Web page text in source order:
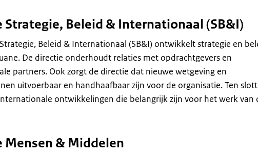
Strategie, Beleid & Internationaal (SB&I)
Beleid & Internationaal (SB&I) ontwikkelt strategie en
De directie onderhoudt relaties met opdrachtgevers en
partners. Ook zorgt de directie dat nieuwe wetgeving en
uitvoerbaar en handhaafbaar zijn voor de organisatie. Ten
ontwikkelingen die belangrijk zijn voor het werk van
Mensen & Middelen